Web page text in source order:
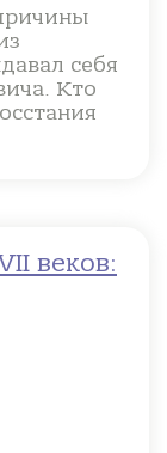
себя
Кто
веков: